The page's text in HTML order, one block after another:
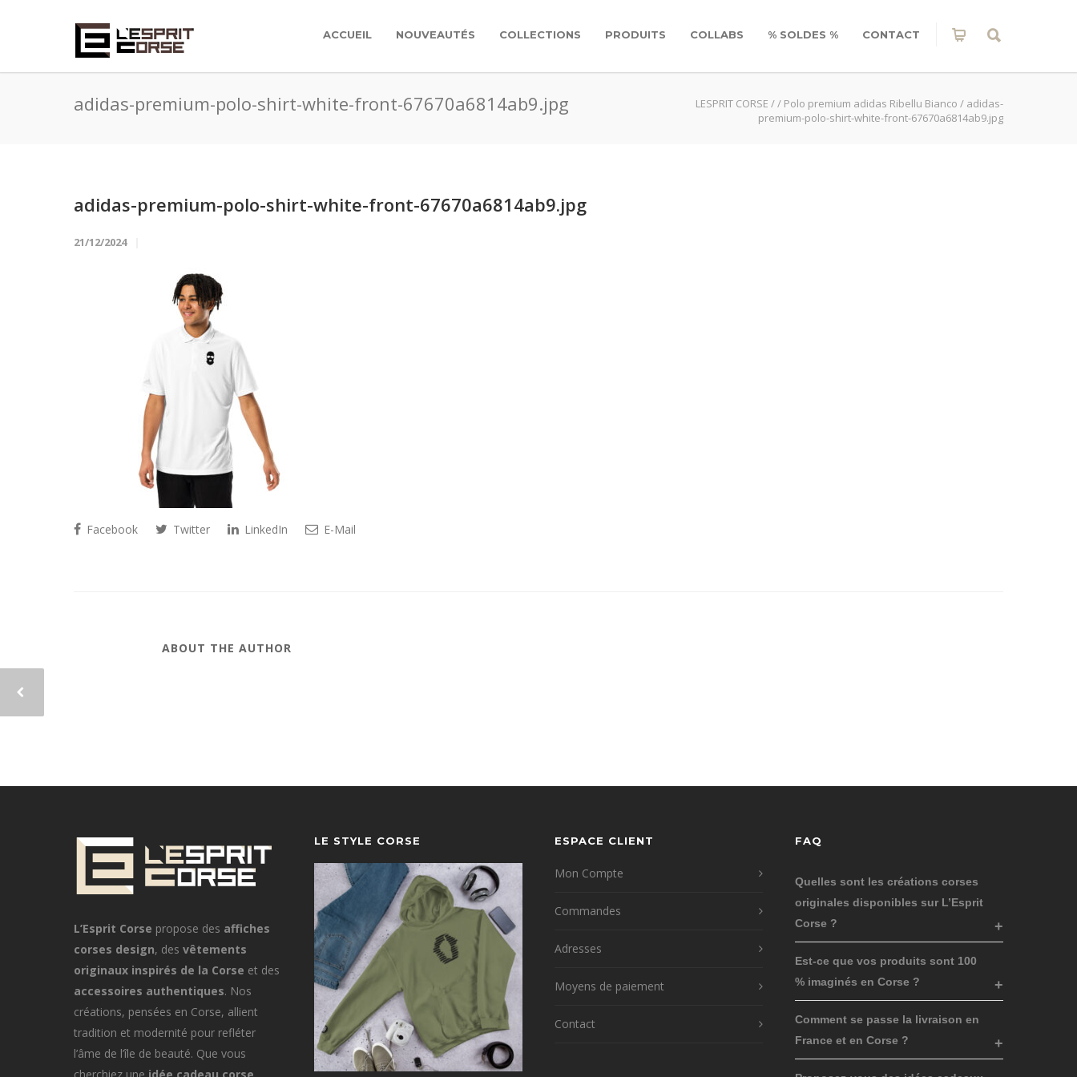
ACCUEIL NOUVEAUTÉS COLLECTIONS PRODUITS COLLABS % SOLDES % CONTACT
adidas-premium-polo-shirt-white-front-67670a6814ab9.jpg LESPRIT CORSE // Polo premium adidas Ribellu Bianco / adidas-
premium-polo-shirt-white-front-67670a6814ab9.jpg
adidas-premium-polo-shirt-white-front-67670a6814ab9.jpg
21/12/2024
Facebook Twitter LinkedIn E-Mail
ABOUT THE AUTHOR
L’Esprit Corse propose des affiches
corses design, des vêtements
originaux inspirés de la Corse et des
accessoires authentiques. Nos
créations, pensées en Corse, allient
tradition et modernité pour refléter
l’âme de l’île de beauté. Que vous
LE STYLE CORSE ESPACE CLIENT
Mon Compte
Commandes
Adresses
Moyens de paiement
Contact
FAQ
Quelles sont les créations corses
originales disponibles sur L’Esprit
Corse ?
Est-ce que vos produits sont 100
% imaginés en Corse ?
Comment se passe la livraison en
France et en Corse ?